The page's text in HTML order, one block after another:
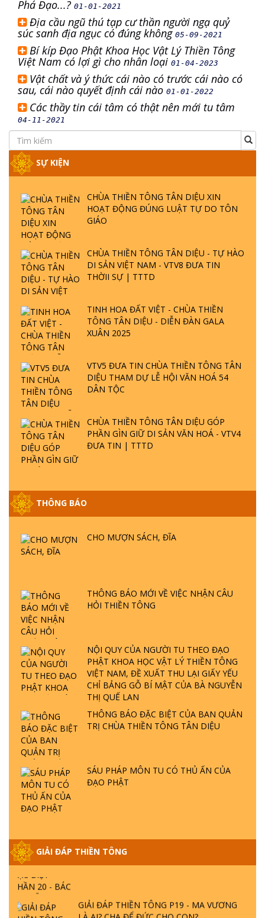
Phá Đạo...? 01-01-2021
Địa cầu ngũ thú tạp cư thần người ngạ quỷ
súc sanh địa ngục có đúng không 05-09-2021
Bí kíp Đạo Phật Khoa Học Vật Lý Thiền Tông
Việt Nam có lợi gì cho nhân loại 01-04-2023
Vật chất và ý thức cái nào có trước cái nào có
sau, cái nào quyết định cái nào 01-01-2022
Các thầy tin cái tâm có thật nên mới tu tâm
04-11-2021
SỰ KIỆN
CHÙA THIỀN TÔNG TÂN DIỆU XIN
HOẠT ĐỘNG ĐÚNG LUẬT TỰ DO TÔN
GIÁO
CHÙA THIỀN TÔNG TÂN DIỆU - TỰ HÀO
DI SẢN VIỆT NAM - VTV8 ĐƯA TIN
THỜII SỰ | TTTD
TINH HOA ĐẤT VIỆT - CHÙA THIỀN
TÔNG TÂN DIỆU - DIỄN ĐÀN GALA
XUÂN 2025
VTV5 ĐƯA TIN CHÙA THIỀN TÔNG TÂN
DIỆU THAM DỰ LỄ HỘI VĂN HOÁ 54
DÂN TỘC
CHÙA THIỀN TÔNG TÂN DIỆU GÓP
PHẦN GÌN GIỮ DI SẢN VĂN HOÁ - VTV4
ĐƯA TIN | TTTD
THÔNG BÁO
CHO MƯỢN SÁCH, ĐĨA
THÔNG BÁO MỚI VỀ VIỆC NHẬN CÂU
HỎI THIỀN TÔNG
NỘI QUY CỦA NGƯỜI TU THEO ĐẠO
PHẬT KHOA HỌC VẬT LÝ THIỀN TÔNG
VIỆT NAM, ĐỀ XUẤT THU LẠI GIẤY YẾU
CHỈ BẢNG GỖ BÍ MẬT CỦA BÀ NGUYỄN
THỊ QUẾ LAN
THÔNG BÁO ĐẶC BIỆT CỦA BAN QUẢN
TRỊ CHÙA THIỀN TÔNG TÂN DIỆU
SÁU PHÁP MÔN TU CÓ THỦ ẤN CỦA
ĐẠO PHẬT
GIẢI ĐÁP THIỀN TÔNG
GIẢI ĐÁP ĐẶC BIỆT P25 - SUỐT 49 NĂM
PHẬT KHÔNG NÓI? HỘI LONG HOA LÀ
HỘI GÌ? TỬ VÌ ĐẠO
PHẬT GIỚI CÓ THỜI GIAN KHÔNG? |
TTTD
LÀ AI? QUỶ SA TĂNG? | TTTD
GIẢI ĐÁP THIỀN TÔNG ĐẶC BIỆT P22 - TẠI
SAO TRÁI ĐẤT NHIỀU THIÊN TAI - LŨ LỤT
- HỎA HOẠN | TTTD
GIẢI ĐÁP THIỀN TÔNG ĐẶC BIỆT P21 - TẠI
GIẢI ĐÁP VỀ LỄ TIỄN THIỀN TÔNG SƯ
- BÁC NGUYỄN NHÂN LÀ AI? PHIỀN NÃO
DO ĐÂU MÀ CÓ?
GIẢI ĐÁP THIỀN TÔNG P19 - MA VƯƠNG
LÀ AI? CHA ĐỂ ĐỨC CHO CON?